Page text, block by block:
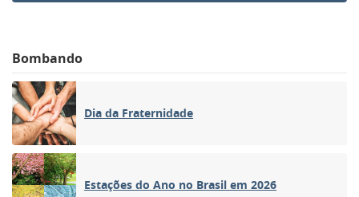
Bombando
Dia da Fraternidade
Estações do Ano no Brasil em 2026